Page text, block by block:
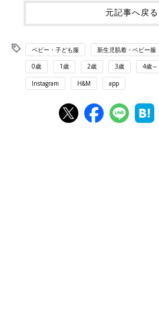
元記事へ戻る
ベビー・子ども服 新生児肌着・ベビー服
0歳 1歳 2歳 3歳 4歳～
Instagram H&M app